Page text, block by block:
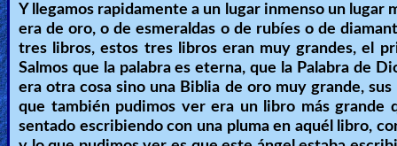
Prayer
Bible/Study
Y llegamos rapidamente a un lugar inmenso un lugar
era de oro, o de esmeraldas o de rubíes o de
tres libros, estos tres libros eran muy grandes, el
Salmos que la palabra es eterna, que la Palabra de
era otra cosa sino una Biblia de oro muy grande,
que también pudimos ver era un libro más grande
sentado escribiendo con una pluma en aquél libro,